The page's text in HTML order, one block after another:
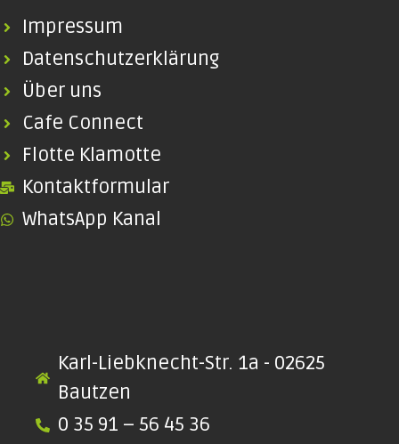
Impressum
Datenschutzerklärung
Über uns
Cafe Connect
Flotte Klamotte
Kontaktformular
WhatsApp Kanal
Karl-Liebknecht-Str. 1a - 02625
Bautzen
0 35 91 – 56 45 36